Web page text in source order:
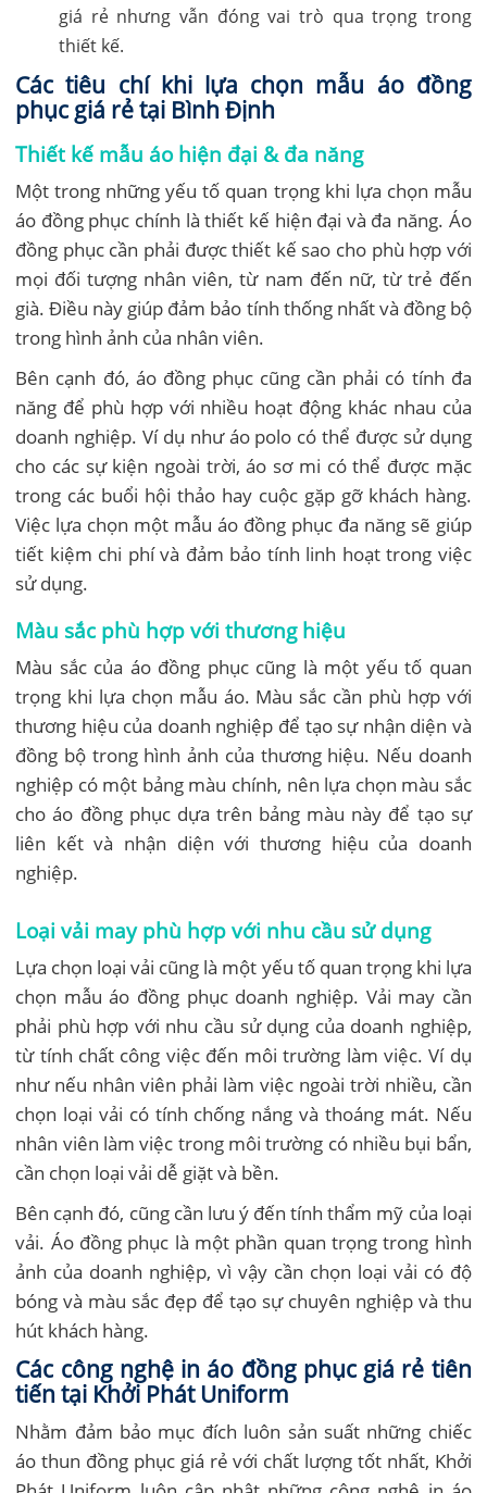
giá rẻ nhưng vẫn đóng vai trò qua trọng trong
thiết kế.
Các tiêu chí khi lựa chọn mẫu áo đồng
phục giá rẻ tại Bình Định
Thiết kế mẫu áo hiện đại & đa năng
Một trong những yếu tố quan trọng khi lựa chọn mẫu
áo đồng phục chính là thiết kế hiện đại và đa năng. Áo
đồng phục cần phải được thiết kế sao cho phù hợp với
mọi đối tượng nhân viên, từ nam đến nữ, từ trẻ đến
già. Điều này giúp đảm bảo tính thống nhất và đồng bộ
trong hình ảnh của nhân viên.
Bên cạnh đó, áo đồng phục cũng cần phải có tính đa
năng để phù hợp với nhiều hoạt động khác nhau của
doanh nghiệp. Ví dụ như áo polo có thể được sử dụng
cho các sự kiện ngoài trời, áo sơ mi có thể được mặc
trong các buổi hội thảo hay cuộc gặp gỡ khách hàng.
Việc lựa chọn một mẫu áo đồng phục đa năng sẽ giúp
tiết kiệm chi phí và đảm bảo tính linh hoạt trong việc
sử dụng.
Màu sắc phù hợp với thương hiệu
Màu sắc của áo đồng phục cũng là một yếu tố quan
trọng khi lựa chọn mẫu áo. Màu sắc cần phù hợp với
thương hiệu của doanh nghiệp để tạo sự nhận diện và
đồng bộ trong hình ảnh của thương hiệu. Nếu doanh
nghiệp có một bảng màu chính, nên lựa chọn màu sắc
cho áo đồng phục dựa trên bảng màu này để tạo sự
liên kết và nhận diện với thương hiệu của doanh
nghiệp.
Loại vải may phù hợp với nhu cầu sử dụng
Lựa chọn loại vải cũng là một yếu tố quan trọng khi lựa
chọn mẫu áo đồng phục doanh nghiệp. Vải may cần
phải phù hợp với nhu cầu sử dụng của doanh nghiệp,
từ tính chất công việc đến môi trường làm việc. Ví dụ
như nếu nhân viên phải làm việc ngoài trời nhiều, cần
chọn loại vải có tính chống nắng và thoáng mát. Nếu
nhân viên làm việc trong môi trường có nhiều bụi bẩn,
cần chọn loại vải dễ giặt và bền.
Bên cạnh đó, cũng cần lưu ý đến tính thẩm mỹ của loại
vải. Áo đồng phục là một phần quan trọng trong hình
ảnh của doanh nghiệp, vì vậy cần chọn loại vải có độ
bóng và màu sắc đẹp để tạo sự chuyên nghiệp và thu
hút khách hàng.
Các công nghệ in áo đồng phục giá rẻ tiên
tiến tại Khởi Phát Uniform
Nhằm đảm bảo mục đích luôn sản suất những chiếc
áo thun đồng phục giá rẻ với chất lượng tốt nhất, Khởi